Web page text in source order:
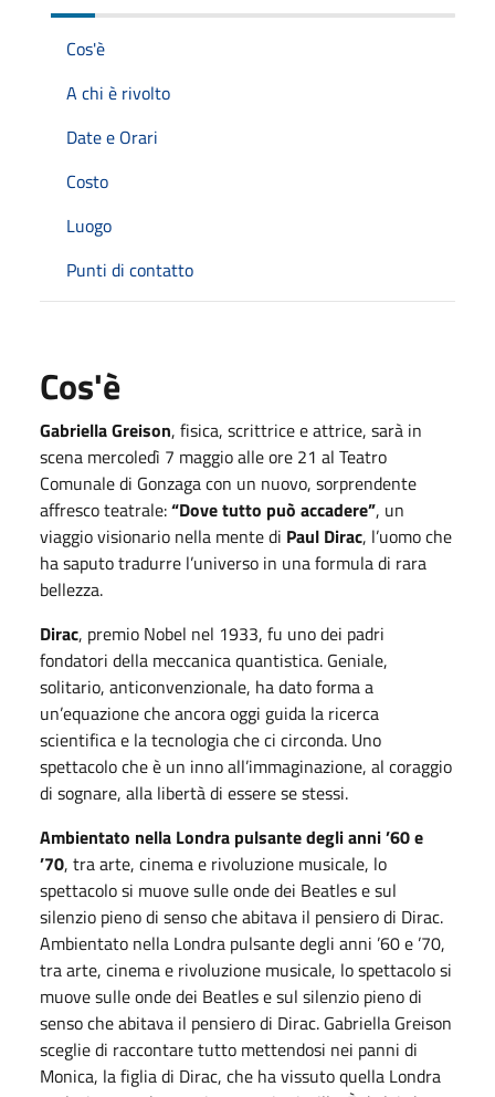
Cos'è
A chi è rivolto
Date e Orari
Costo
Luogo
Punti di contatto
Cos'è
Gabriella Greison, fisica, scrittrice e attrice, sarà in
scena mercoledì 7 maggio alle ore 21 al Teatro
Comunale di Gonzaga con un nuovo, sorprendente
affresco teatrale:“Dove tutto può accadere”, un
viaggio visionario nella mente di Paul Dirac, l’uomo che
ha saputo tradurre l’universo in una formula di rara
bellezza.
Dirac, premio Nobel nel 1933, fu uno dei padri
fondatori della meccanica quantistica. Geniale,
solitario, anticonvenzionale, ha dato forma a
un’equazione che ancora oggi guida la ricerca
scientifica e la tecnologia che ci circonda. Uno
spettacolo che è un inno all’immaginazione, al coraggio
di sognare, alla libertà di essere se stessi.
Ambientato nella Londra pulsante degli anni ’60 e
’70, tra arte, cinema e rivoluzione musicale, lo
spettacolo si muove sulle onde dei Beatles e sul
silenzio pieno di senso che abitava il pensiero di Dirac.
Ambientato nella Londra pulsante degli anni ’60 e ’70,
tra arte, cinema e rivoluzione musicale, lo spettacolo si
muove sulle onde dei Beatles e sul silenzio pieno di
senso che abitava il pensiero di Dirac. Gabriella Greison
sceglie di raccontare tutto mettendosi nei panni di
Monica, la figlia di Dirac, che ha vissuto quella Londra